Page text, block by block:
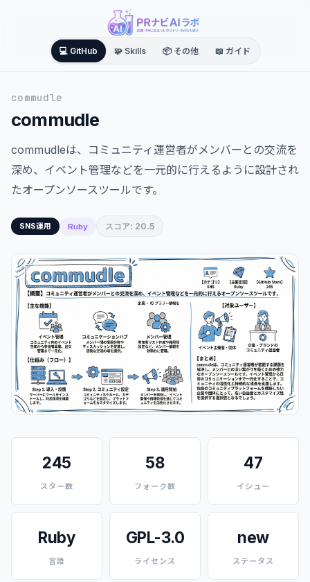
💻 GitHub 🧩 Skills 📦 その他 📖 ガイド
commudle
commudle
commudleは、コミュニティ運営者がメンバーとの交流を
深め、イベント管理などを一元的に行えるように設計され
たオープンソースツールです。
SNS運用 Ruby スコア: 20.5
245
スター数
58
フォーク数
47
イシュー
Ruby
言語
GPL-3.0
ライセンス
new
ステータス